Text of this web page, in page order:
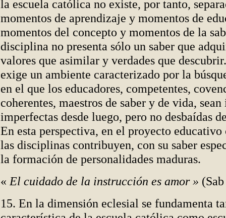
la escuela católica no existe, por tanto,
momentos de aprendizaje y momentos de
momentos del concepto y momentos de la
disciplina no presenta sólo un saber que
valores que asimilar y verdades que
exige un ambiente caracterizado por la
en el que los educadores, competentes,
coherentes, maestros de saber y de vida, sean
imperfectas desde luego, pero no desbaídas
En esta perspectiva, en el proyecto
las disciplinas contribuyen, con su saber
la formación de personalidades maduras.
« El cuidado de la instrucción es amor »
15. En la dimensión eclesial se fundamenta